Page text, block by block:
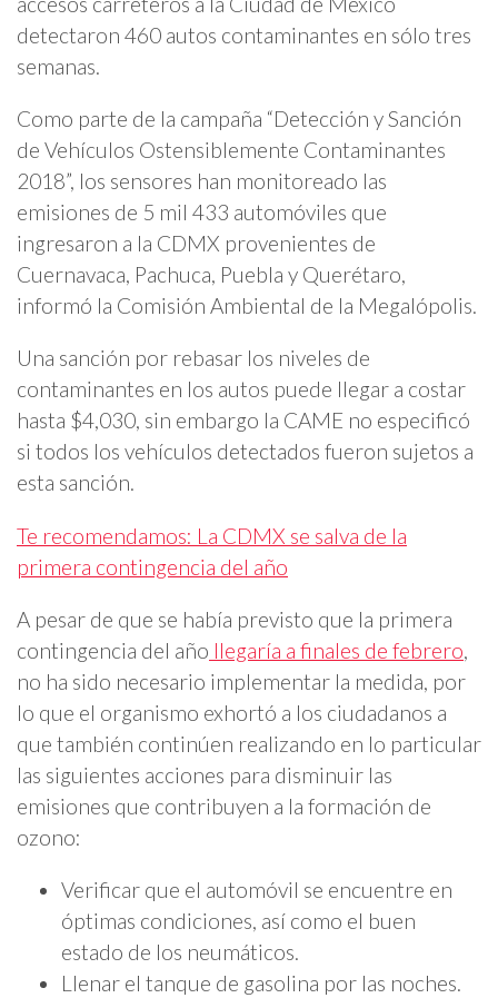
detectaron 460 autos contaminantes en sólo tres
semanas.
Como parte de la campaña “Detección y Sanción
de Vehículos Ostensiblemente Contaminantes
2018”, los sensores han monitoreado las
emisiones de 5 mil 433 automóviles que
ingresaron a la CDMX provenientes de
Cuernavaca, Pachuca, Puebla y Querétaro,
informó la Comisión Ambiental de la Megalópolis.
Una sanción por rebasar los niveles de
contaminantes en los autos puede llegar a costar
hasta $4,030, sin embargo la CAME no especificó
si todos los vehículos detectados fueron sujetos a
esta sanción.
Te recomendamos: La CDMX se salva de la
primera contingencia del año
A pesar de que se había previsto que la primera
contingencia del año llegaría a finales de febrero,
no ha sido necesario implementar la medida, por
lo que el organismo exhortó a los ciudadanos a
que también continúen realizando en lo particular
las siguientes acciones para disminuir las
emisiones que contribuyen a la formación de
ozono:
Verificar que el automóvil se encuentre en
óptimas condiciones, así como el buen
estado de los neumáticos.
Llenar el tanque de gasolina por las noches.